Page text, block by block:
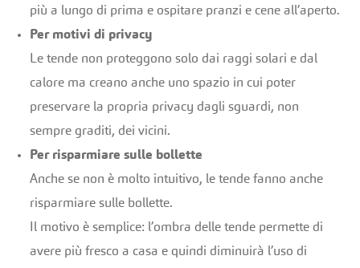
più a lungo di prima e ospitare pranzi e cene all’aperto.
Per motivi di privacy
Le tende non proteggono solo dai raggi solari e dal
calore ma creano anche uno spazio in cui poter
preservare la propria privacy dagli sguardi, non
sempre graditi, dei vicini.
Per risparmiare sulle bollette
Anche se non è molto intuitivo, le tende fanno anche
risparmiare sulle bollette.
Il motivo è semplice: l’ombra delle tende permette di
avere più fresco a casa e quindi diminuirà l’uso di